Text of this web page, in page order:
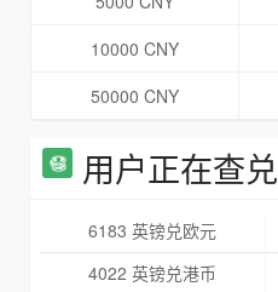
10000 CNY
50000 CNY
用户正在查兑
6183 英镑兑欧元
4022 英镑兑港币